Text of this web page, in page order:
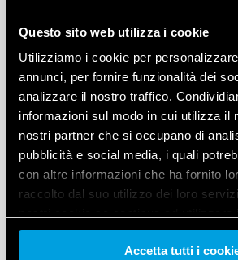
Questo sito web utilizza i cookie
Utilizziamo i cookie per
annunci, per fornire funzionalità dei
analizzare il nostro traffico.
informazioni sul modo in cui utilizza il
nostri partner che si occupano di
pubblicità e social media, i quali
con altre informazioni che ha fornito
raccolto dal suo utilizzo dei loro
Vai alla Cookie Policy complet a
Accetta tutti i